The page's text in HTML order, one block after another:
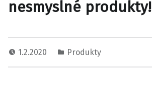
nesmyslné produkty!
1.2.2020 Produkty